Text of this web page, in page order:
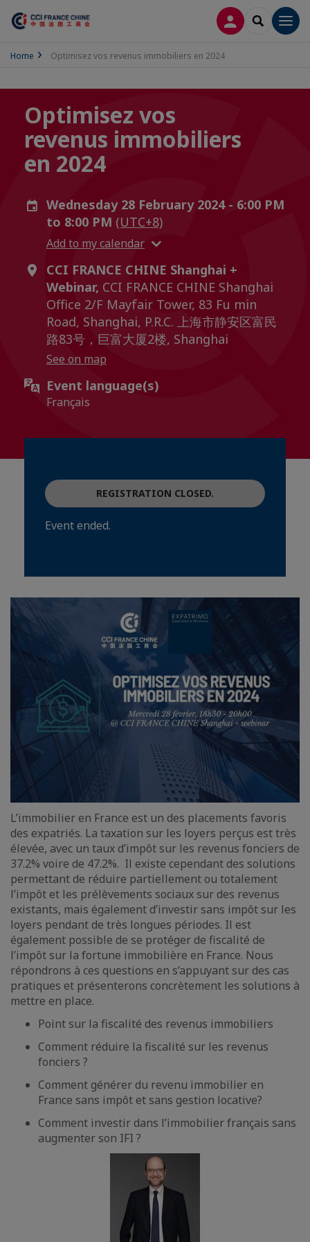
LOG INSEARCH
Home Optimisez vos revenus immobiliers en 2024
Optimisez vos
revenus immobiliers
en 2024
Wednesday 28 February 2024 - 6:00 PM
to 8:00 PM (UTC+8)
Add to my calendar
CCI FRANCE CHINE Shanghai +
Webinar, CCI FRANCE CHINE Shanghai
Office 2/F Mayfair Tower, 83 Fu min
Road, Shanghai, P.R.C. 上海市静安区富民
路83号，巨富大厦2楼, Shanghai
See on map
Event language(s)
Français
REGISTRATION CLOSED.
Event ended.
L’immobilier en France est un des placements favoris
des expatriés. La taxation sur les loyers perçus est très
élevée, avec un taux d’impôt sur les revenus fonciers de
37.2% voire de 47.2%. Il existe cependant des solutions
permettant de réduire partiellement ou totalement
l’impôt et les prélèvements sociaux sur des revenus
existants, mais également d’investir sans impôt sur les
loyers pendant de très longues périodes. Il est
également possible de se protéger de fiscalité de
l’impôt sur la fortune immobilière en France. Nous
répondrons à ces questions en s’appuyant sur des cas
pratiques et présenterons concrètement les solutions à
mettre en place.
Point sur la fiscalité des revenus immobiliers
Comment réduire la fiscalité sur les revenus
fonciers ?
Comment générer du revenu immobilier en
France sans impôt et sans gestion locative?
Comment investir dans l’immobilier français sans
augmenter son IFI ?